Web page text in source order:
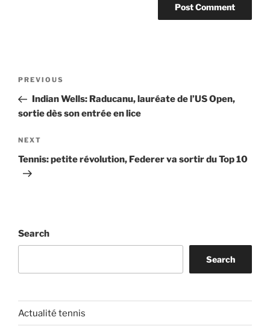
Previous
Post
PREVIOUS
Indian Wells: Raducanu, lauréate de l’US Open,
sortie dès son entrée en lice
Next
Post
NEXT
Tennis: petite révolution, Federer va sortir du Top 10
Search
Search
Actualité tennis